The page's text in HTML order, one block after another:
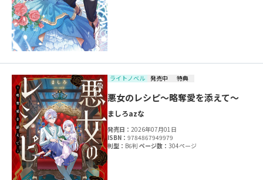
ライトノベル 発売中 特典
悪女のレシピ～略奪愛を添えて～
ましろazな
発売日：2026年07月01日
ISBN：9784867949979
判型： B6判ページ数：304ページ